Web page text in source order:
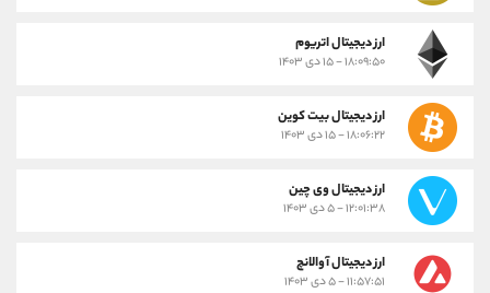
ارز دیجیتال اتریوم
۱۸:۰۹:۵۰ - ۱۵ دی ۱۴۰۳
ارز دیجیتال بیت کوین
۱۸:۰۶:۲۲ - ۱۵ دی ۱۴۰۳
ارز دیجیتال وی چین
۱۲:۰۱:۳۸ - ۵ دی ۱۴۰۳
ارز دیجیتال آوالانچ
۱۱:۵۷:۵۱ - ۵ دی ۱۴۰۳